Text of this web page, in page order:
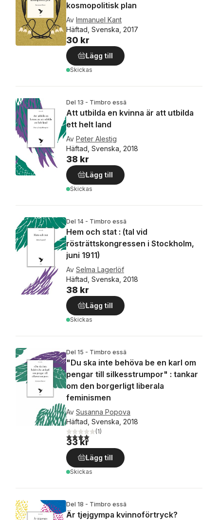
kosmopolitisk plan
Av Immanuel Kant
Häftad, Svenska, 2017
30 kr
Lägg till
Skickas
Del 13 - Timbro essä
Att utbilda en kvinna är att utbilda
ett helt land
Av Peter Alestig
Häftad, Svenska, 2018
38 kr
Lägg till
Skickas
Del 14 - Timbro essä
Hem och stat : (tal vid
rösträttskongressen i Stockholm,
juni 1911)
Av Selma Lagerlöf
Häftad, Svenska, 2018
38 kr
Lägg till
Skickas
Del 15 - Timbro essä
"Du ska inte behöva be en karl om
pengar till silkesstrumpor" : tankar
om den borgerligt liberala
feminismen
Av Susanna Popova
Häftad, Svenska, 2018
4,0utav 5 stjärnor. Totalt antal röster:
(1)
33 kr
Lägg till
Skickas
Del 18 - Timbro essä
Är tjejgympa kvinnoförtryck?